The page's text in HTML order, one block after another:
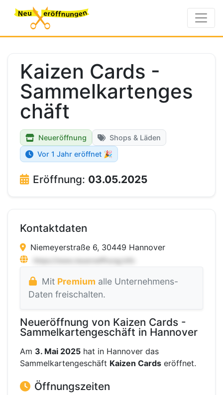
Kaizen Cards -
Sammelkartenges
chäft
Neueröffnung
Shops & Läden
Vor 1 Jahr eröffnet 🎉
Eröffnung: 03.05.2025
Kontaktdaten
Niemeyerstraße 6, 30449 Hannover
Mit Premium alle Unternehmens-
Daten freischalten.
Neueröffnung von Kaizen Cards -
Sammelkartengeschäft in Hannover
Am 3. Mai 2025 hat in Hannover das
Sammelkartengeschäft Kaizen Cards eröffnet.
Öffnungszeiten